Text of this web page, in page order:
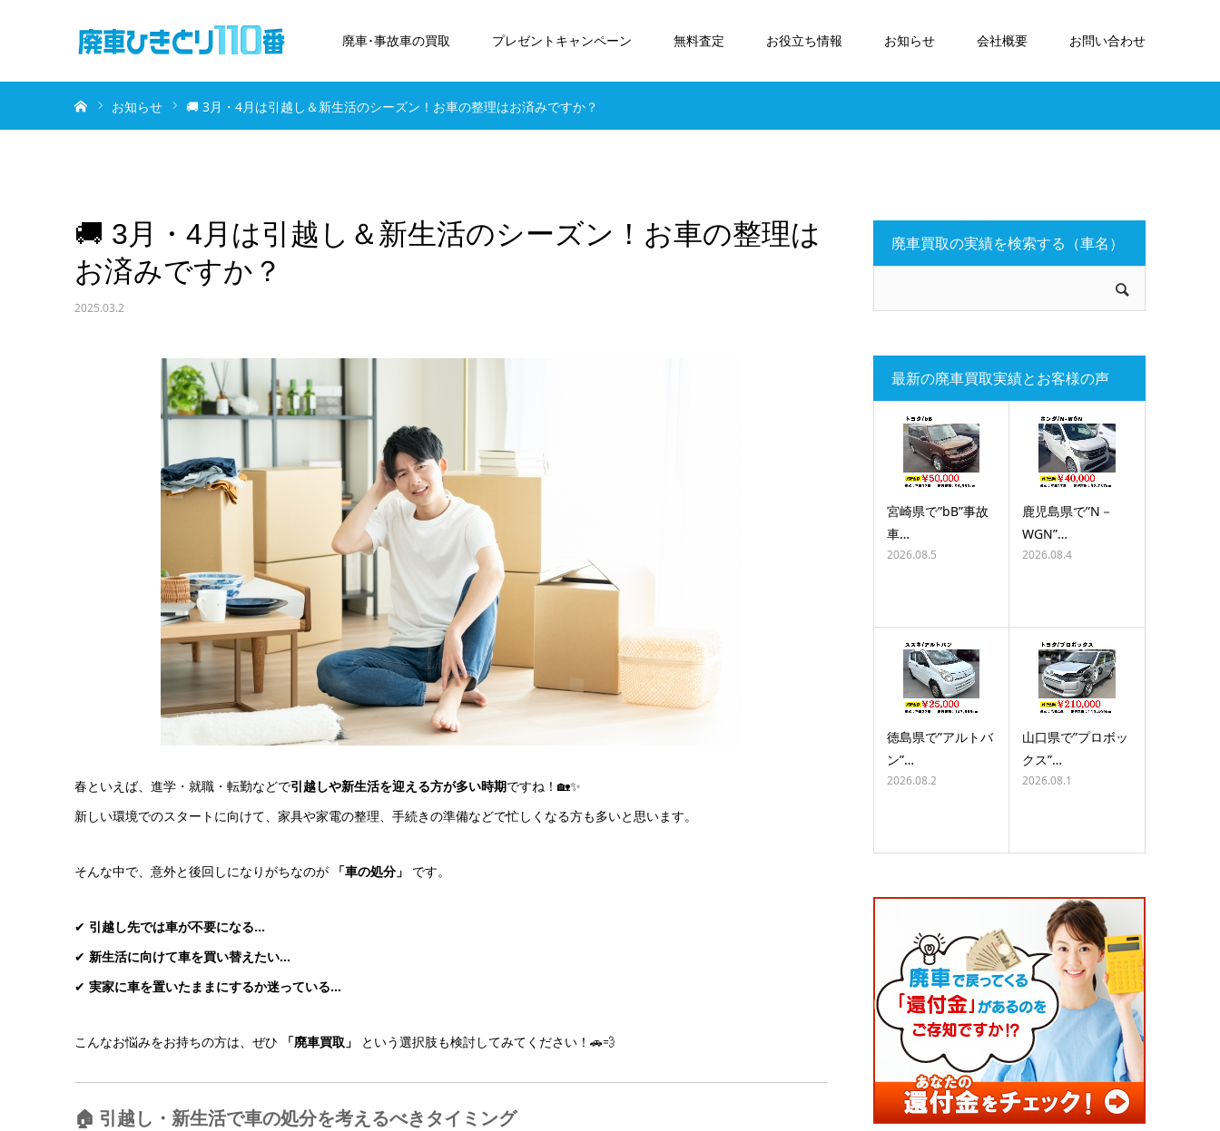
廃車･事故車の買取 プレゼントキャンペーン 無料査定 お役立ち情報 お知らせ 会社概要 お問い合わせ
お知らせ 🚚 3月・4月は引越し＆新生活のシーズン！お車の整理はお済みですか？
🚚 3月・4月は引越し＆新生活のシーズン！お車の整理は
お済みですか？
2025.03.2
春といえば、進学・就職・転勤などで引越しや新生活を迎える方が多い時期ですね！🏡✨
新しい環境でのスタートに向けて、家具や家電の整理、手続きの準備などで忙しくなる方も多いと思います。
そんな中で、意外と後回しになりがちなのが 「車の処分」 です。
✔ 引越し先では車が不要になる…
✔ 新生活に向けて車を買い替えたい…
✔ 実家に車を置いたままにするか迷っている…
こんなお悩みをお持ちの方は、ぜひ 「廃車買取」 という選択肢も検討してみてください！🚗💨
🏠 引越し・新生活で車の処分を考えるべきタイミング
廃車買取の実績を検索する（車名）
最新の廃車買取実績とお客様の声
宮崎県で”bB”事故
車…
2026.08.5
鹿児島県で”N－
WGN”…
2026.08.4
徳島県で”アルトバ
ン”…
2026.08.2
山口県で”プロボッ
クス”…
2026.08.1